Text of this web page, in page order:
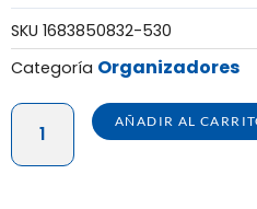
SKU 1683850832-530
Categoría Organizadores
GANCHO
PITBULL
P/ROPA
AÑADIR AL